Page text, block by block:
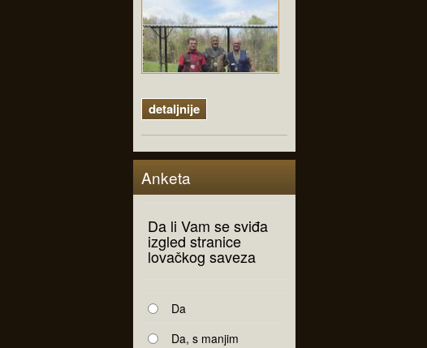
detaljnije
Anketa
Da li Vam se sviđa
izgled stranice
lovačkog saveza
Da
Da, s manjim